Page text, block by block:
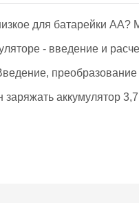
для батарейки
- введение и
аккумулятор